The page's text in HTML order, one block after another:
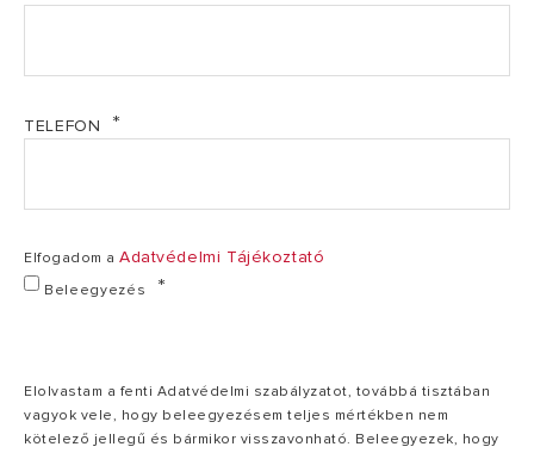
névleges
60°C) PCI
dB(A)
HŐSZIVATTYÚ
HATÉKONYSÁGA
TELEFON
Elfogadom a Adatvédelmi Tájékoztató
Beleegyezés
Elolvastam a fenti Adatvédelmi szabályzatot, továbbá tisztában
vagyok vele, hogy beleegyezésem teljes mértékben nem
kötelező jellegű és bármikor visszavonható. Beleegyezek, hogy